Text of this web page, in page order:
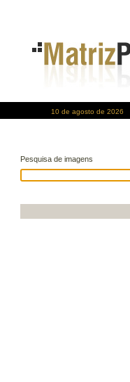
10 de agosto de 2026
Pesquisa de imagens